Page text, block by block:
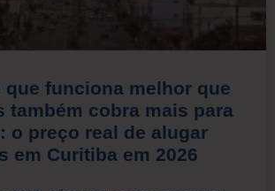
que funciona melhor que
também cobra mais para
o preço real de alugar
em Curitiba em 2026